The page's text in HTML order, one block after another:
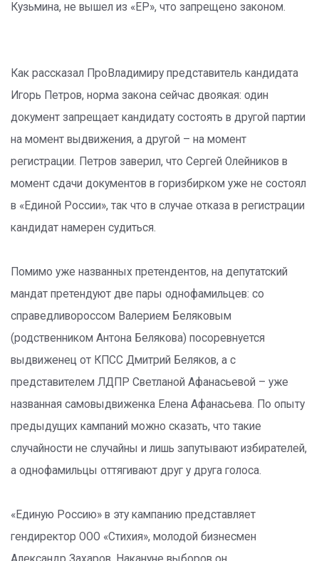
Кузьмина, не вышел из «ЕР», что запрещено законом.
Как рассказал ПроВладимиру представитель кандидата
Игорь Петров, норма закона сейчас двоякая: один
документ запрещает кандидату состоять в другой партии
на момент выдвижения, а другой – на момент
регистрации. Петров заверил, что Сергей Олейников в
момент сдачи документов в горизбирком уже не состоял
в «Единой России», так что в случае отказа в регистрации
кандидат намерен судиться.
Помимо уже названных претендентов, на депутатский
мандат претендуют две пары однофамильцев: со
справедливороссом Валерием Беляковым
(родственником Антона Белякова) посоревнуется
выдвиженец от КПСС Дмитрий Беляков, а с
представителем ЛДПР Светланой Афанасьевой – уже
названная самовыдвиженка Елена Афанасьева. По опыту
предыдущих кампаний можно сказать, что такие
случайности не случайны и лишь запутывают избирателей,
а однофамильцы оттягивают друг у друга голоса.
«Единую Россию» в эту кампанию представляет
гендиректор ООО «Стихия», молодой бизнесмен